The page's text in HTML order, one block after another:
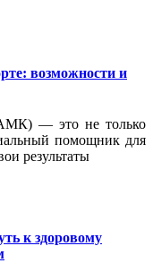
возможности и
— это не только
помощник для
результаты
к здоровому